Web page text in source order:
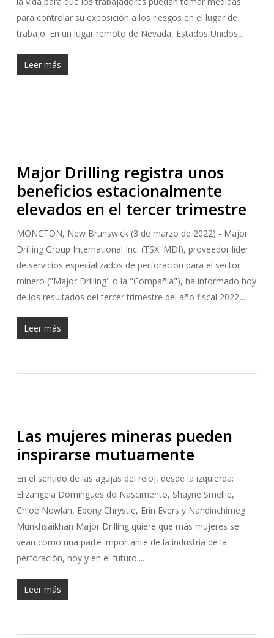
para controlar su exposición a los riesgos en el lugar de
trabajo. En un lugar remoto de Nevada, Estados Unidos,...
Leer más
Major Drilling registra unos
beneficios estacionalmente
elevados en el tercer trimestre
MONCTON, New Brunswick (3 de marzo de 2022) - Major
Drilling Group International Inc. (TSX: MDI), proveedor líder
de servicios especializados de perforación para el sector
minero ("Major Drilling" o la "Compañía"), ha informado hoy
de los resultados del tercer trimestre del año fiscal 2022,...
Leer más
Las mujeres mineras pueden
inspirarse mutuamente
En el sentido de las agujas del reloj, desde la izquierda:
Elizangela Domingues do Nascimento, Shayne Smellie,
Chloe Nowlan, Ebony Chrystie, Erin Evers y Nandinchimeg
Munkhsaikhan Major Drilling quiere que más mujeres se
vean como una parte importante de la industria de la
perforación, hoy y en el futuro....
Leer más